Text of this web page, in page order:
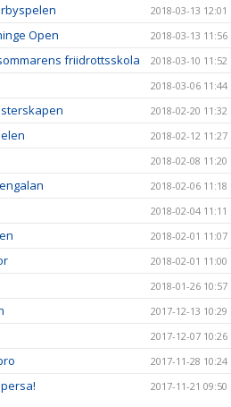
2018-03-13 12:01
Open 2018-03-13 11:56
friidrottsskola 2018-03-10 11:52
2018-03-06 11:44
2018-02-20 11:32
2018-02-12 11:27
2018-02-08 11:20
2018-02-06 11:18
2018-02-04 11:11
2018-02-01 11:07
2018-02-01 11:00
2018-01-26 10:57
2017-12-13 10:29
2017-12-07 10:26
2017-11-28 10:24
2017-11-21 09:50